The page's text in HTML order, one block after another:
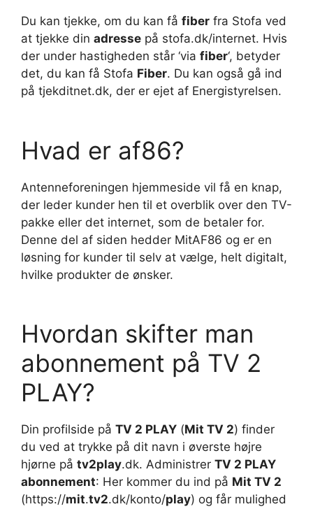
Du kan tjekke, om du kan få fiber fra Stofa ved
at tjekke din adresse på stofa.dk/internet. Hvis
der under hastigheden står ‘via fiber‘, betyder
det, du kan få Stofa Fiber. Du kan også gå ind
på tjekditnet.dk, der er ejet af Energistyrelsen.
Hvad er af86?
Antenneforeningen hjemmeside vil få en knap,
der leder kunder hen til et overblik over den TV-
pakke eller det internet, som de betaler for.
Denne del af siden hedder MitAF86 og er en
løsning for kunder til selv at vælge, helt digitalt,
hvilke produkter de ønsker.
Hvordan skifter man
abonnement på TV 2
PLAY?
Din profilside på TV 2 PLAY (Mit TV 2) finder
du ved at trykke på dit navn i øverste højre
hjørne på tv2play.dk. Administrer TV 2 PLAY
abonnement: Her kommer du ind på Mit TV 2
(https://mit.tv2.dk/konto/play) og får mulighed